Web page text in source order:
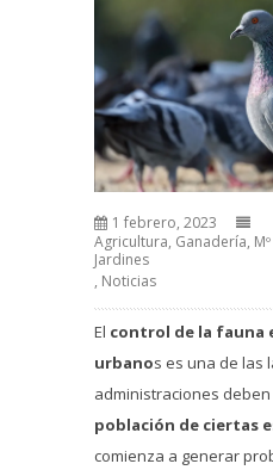
1 febrero, 2023
Agricultura, Ganadería,
Jardines
, Noticias
El control de la fauna
urbanos es una de las
administraciones
población de ciertas
comienza a generar